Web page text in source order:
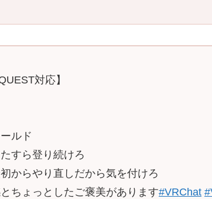
対応】
ルド
すら登り続けろ
からやり直しだから気を付けろ
ちょっとしたご褒美があります#VRChat